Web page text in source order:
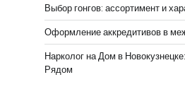
Выбор гонгов: ассортимент и
Оформление аккредитивов в
Нарколог на Дом в
Рядом